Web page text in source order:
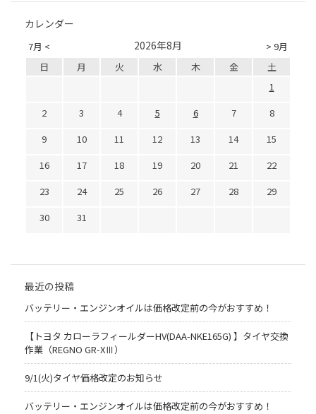
カレンダー
7月 < > 9月
2026年8月
日 月 火 水 木 金
土
1
2
3 4 5 6 7
8
9
10 11 12 13 14
15
16
17 18 19 20 21
22
23
24 25 26 27 28
29
30
31
最近の投稿
バッテリー・エンジンオイルは価格改定前の今がおすすめ！
【トヨタ カローラフィールダーHV(DAA-NKE165G) 】タイヤ交換
作業（REGNO GR-XⅢ）
9/1(火)タイヤ価格改定のお知らせ
バッテリー・エンジンオイルは価格改定前の今がおすすめ！